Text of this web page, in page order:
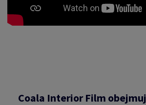
Coala Interior Film